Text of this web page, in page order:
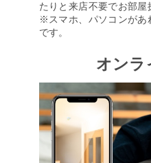
たりと来店不要でお部屋
※スマホ、パソコンがあ
です。
オンラ